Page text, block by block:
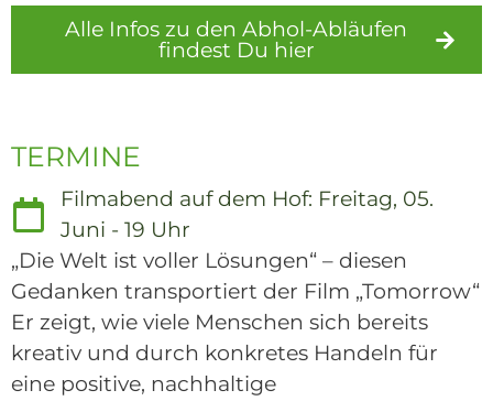
Alle Infos zu den Abhol-Abläufen
findest Du hier
Externer Link
TERMINE
Filmabend auf dem Hof: Freitag, 05.
Juni - 19 Uhr
„Die Welt ist voller Lösungen“ – diesen
Gedanken transportiert der Film „Tomorrow“
Er zeigt, wie viele Menschen sich bereits
kreativ und durch konkretes Handeln für
eine positive, nachhaltige